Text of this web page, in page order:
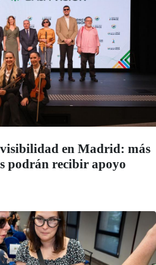
en Madrid: más
podrán recibir apoyo